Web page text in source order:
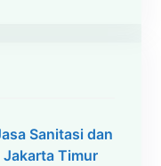
Sanitasi dan
Timur